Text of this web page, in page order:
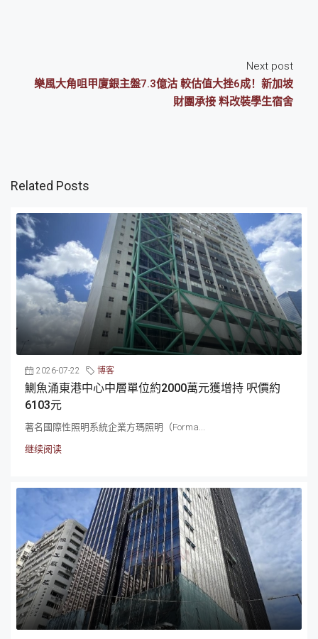
Next post
樂風大角咀甲廈銀主盤7.3億沽 較估值大挫6成！新加坡
財團承接 料改裝學生宿舍
Related Posts
2026-07-22 博客
鰂魚涌東港中心中層單位約2000萬元獲增持 呎價約
6103元
著名國際性照明系統企業方瑪照明（Forma...
继续阅读